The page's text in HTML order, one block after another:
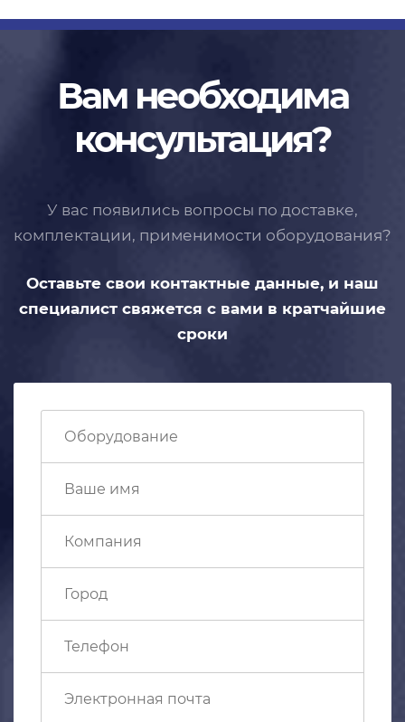
Вам необходима
консультация?
У вас появились вопросы по доставке,
комплектации, применимости оборудования?
Оставьте свои контактные данные, и наш
специалист свяжется с вами в кратчайшие
сроки